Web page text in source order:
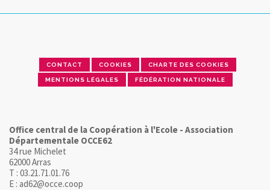
CONTACT COOKIES CHARTE DES COOKIES
MENTIONS LÉGALES FÉDÉRATION NATIONALE
Office central de la Coopération à l'Ecole - Association
Départementale OCCE62
34 rue Michelet
62000 Arras
T : 03.21.71.01.76
E : ad62@occe.coop